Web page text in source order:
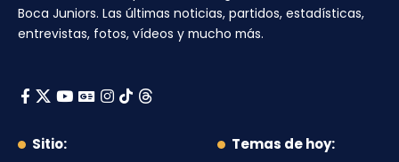
Boca Juniors. Las últimas noticias, partidos, estadísticas,
entrevistas, fotos, vídeos y mucho más.
Sitio: Temas de hoy: